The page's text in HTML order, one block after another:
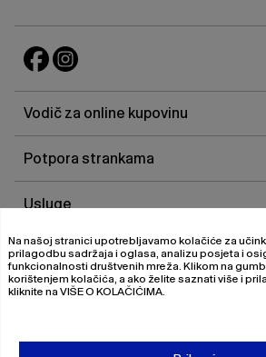
Vodič za online kupovinu
Potpora strankama
Usluge
O nama
© 2026 Magistrat International
Pravila o
Na našoj stranici upotrebljavamo kolačiće za
prilagodbu sadržaja i oglasa, analizu posjeta i
funkcionalnosti društvenih mreža. Klikom na gumb
korištenjem kolačića, a ako želite saznati više i
kliknite na VIŠE O KOLAČIĆIMA.